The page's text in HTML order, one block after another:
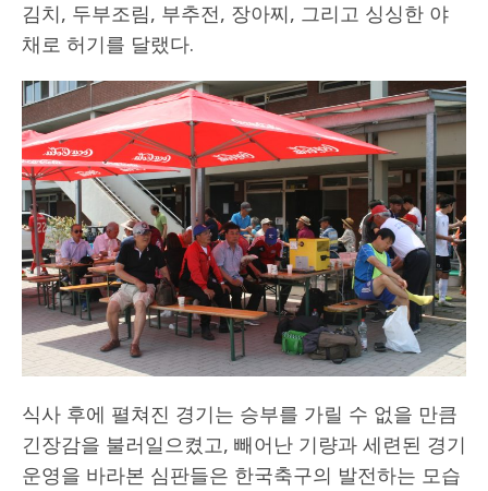
김치, 두부조림, 부추전, 장아찌, 그리고 싱싱한 야
채로 허기를 달랬다.
식사 후에 펼쳐진 경기는 승부를 가릴 수 없을 만큼
긴장감을 불러일으켰고, 빼어난 기량과 세련된 경기
운영을 바라본 심판들은 한국축구의 발전하는 모습